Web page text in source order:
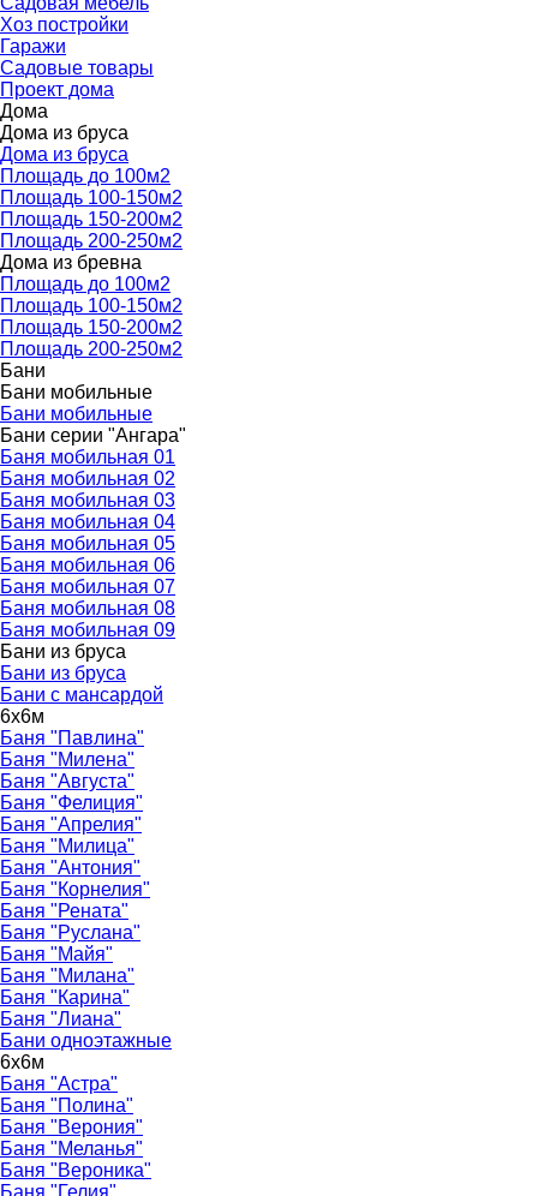
Хоз постройки
Гаражи
Садовые товары
Проект дома
Дома
Дома из бруса
Дома из бруса
Площадь до 100м2
Площадь 100-150м2
Площадь 150-200м2
Площадь 200-250м2
Дома из бревна
Площадь до 100м2
Площадь 100-150м2
Площадь 150-200м2
Площадь 200-250м2
Бани
Бани мобильные
Бани мобильные
Бани серии "Ангара"
Баня мобильная 01
Баня мобильная 02
Баня мобильная 03
Баня мобильная 04
Баня мобильная 05
Баня мобильная 06
Баня мобильная 07
Баня мобильная 08
Баня мобильная 09
Бани из бруса
Бани из бруса
Бани с мансардой
6х6м
Баня "Павлина"
Баня "Милена"
Баня "Августа"
Баня "Фелиция"
Баня "Апрелия"
Баня "Милица"
Баня "Антония"
Баня "Корнелия"
Баня "Рената"
Баня "Руслана"
Баня "Майя"
Баня "Милана"
Баня "Карина"
Баня "Лиана"
Бани одноэтажные
6х6м
Баня "Астра"
Баня "Полина"
Баня "Верония"
Баня "Меланья"
Баня "Вероника"
Баня "Гелия"